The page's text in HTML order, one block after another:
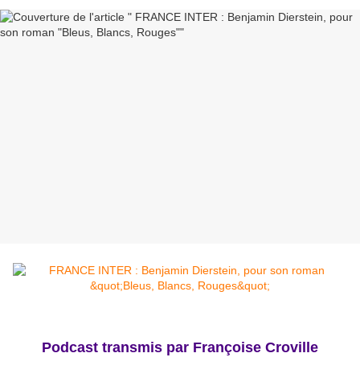
Podcast transmis par Françoise Croville